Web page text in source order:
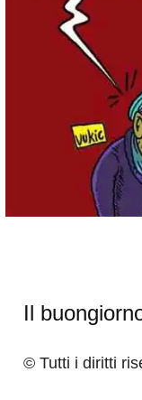
Il
© Tutti i diritti